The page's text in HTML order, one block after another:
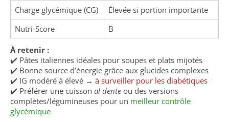
Charge glycémique (CG)
Élevée si portion importante
Nutri-Score
B
À retenir :
✔️ Pâtes italiennes idéales pour soupes et plats mijotés
✔️ Bonne source d’énergie grâce aux glucides complexes
✔️ IG modéré à élevé → à surveiller pour les diabétiques
✔️ Préférer une cuisson al dente ou des versions
complètes/légumineuses pour un meilleur contrôle
glycémique